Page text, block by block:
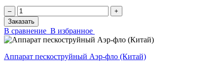
‒
+
Заказать
В сравнение В избранное
Аппарат пескоструйный Аэр-фло (Китай)